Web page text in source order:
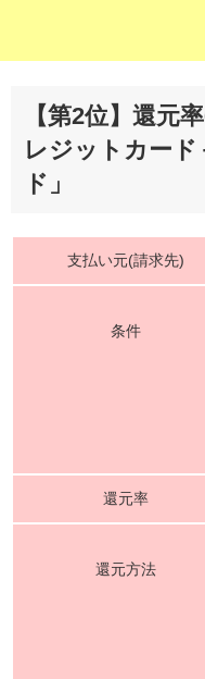
【第2位】還元
レジットカー
ド」
支払い元(請求先)
条件
還元率
還元方法